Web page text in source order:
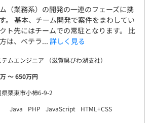
（業務系）の開発の一連のフェーズに携
。 基本、チーム開発で案件をまわしてい
ト先にはチームでの常駐となります。 比
は、ベテラ... 詳しく見る
テムエンジニア （滋賀県びわ湖支社）
〜 650万円
栗東市小柿6-9-2
Java PHP JavaScript
HTML+CSS